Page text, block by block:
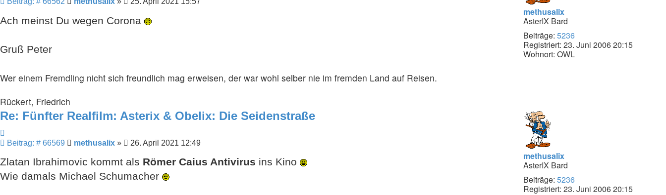
methusalix
AsterIX Bard
Beiträge: 5236
Registriert: 23. Juni 2006 20:15
Wohnort: OWL
Ach meinst Du wegen Corona
Gruß Peter
Wer einem Fremdling nicht sich freundlich mag erweisen, der war wohl selber nie im fremden Land auf Reisen.
Rückert, Friedrich
methusalix
AsterIX Bard
Beiträge: 5236
Registriert: 23. Juni 2006 20:15
Re: Fünfter Realfilm: Asterix & Obelix: Die Seidenstraße
Beitrag: # 66569 Beitrag
methusalix » 26. April 2021 12:49
Zlatan Ibrahimovic kommt als Römer Caius Antivirus ins Kino
Wie damals Michael Schumacher